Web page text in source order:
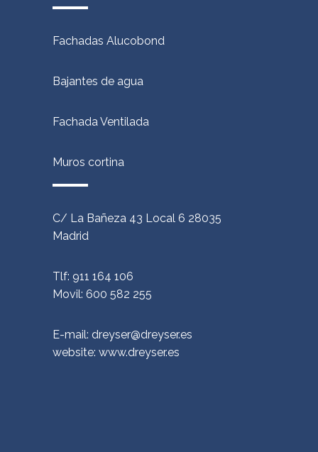
Fachadas Alucobond
Bajantes de agua
Fachada Ventilada
Muros cortina
C/ La Bañeza 43 Local 6 28035
Madrid
Tlf: 911 164 106
Movil: 600 582 255
E-mail: dreyser@dreyser.es
website: www.dreyser.es